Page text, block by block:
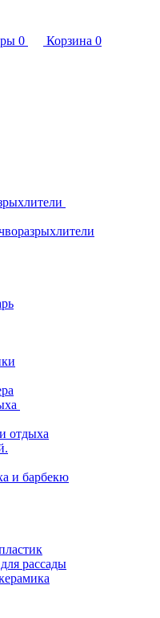
0 Корзина 0
отдыха
и барбекю
рассады